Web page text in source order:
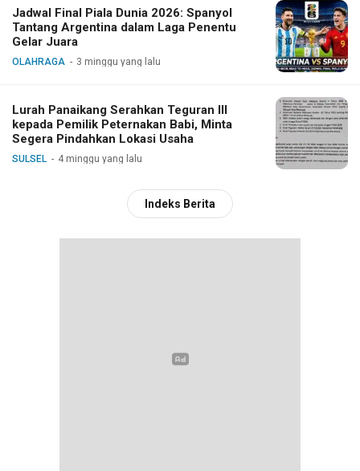
Jadwal Final Piala Dunia 2026: Spanyol
Tantang Argentina dalam Laga Penentu
Gelar Juara
OLAHRAGA 3 minggu yang lalu
Lurah Panaikang Serahkan Teguran III
kepada Pemilik Peternakan Babi, Minta
Segera Pindahkan Lokasi Usaha
SULSEL 4 minggu yang lalu
Indeks Berita